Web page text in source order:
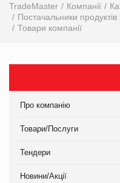
TradeMaster Компанії
Постачальники
Товари компанії
Про компанію
Товари/Послуги
Тендери
Новини/Акції